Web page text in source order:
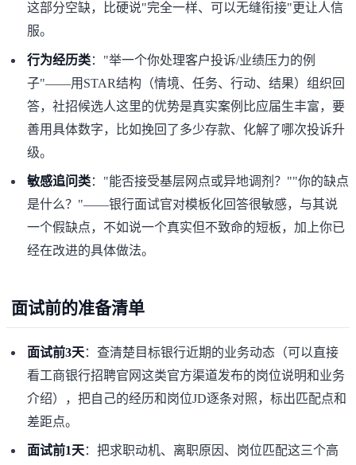
这部分空缺，比硬说"完全一样、可以无缝衔接"更让人信
服。
行为经历类："举一个你处理客户投诉/业绩压力的例
子"——用STAR结构（情境、任务、行动、结果）组织回
答，社招候选人这里的优势是真实案例比应届生丰富，要
善用具体数字，比如挽回了多少存款、化解了哪次投诉升
级。
敏感追问类："能否接受基层网点或异地调剂？""你的缺点
是什么？"——银行面试官对模板化回答很敏感，与其说
一个假缺点，不如说一个真实但不致命的短板，加上你已
经在改进的具体做法。
面试前的准备清单
面试前3天：查清楚目标银行近期的业务动态（可以直接
看工商银行招聘官网这类官方渠道发布的岗位说明和业务
介绍），把自己的经历和岗位JD逐条对照，标出匹配点和
差距点。
面试前1天：把求职动机、离职原因、岗位匹配这三个高